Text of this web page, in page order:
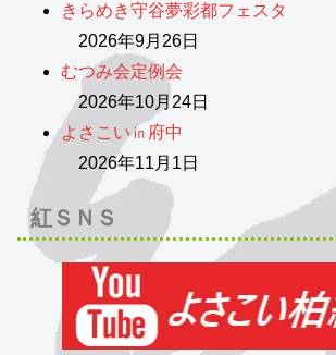
きらめき守谷夢彩都フェスタ
2026年9月26日
むつみ会定例会
2026年10月24日
よさこい㏌府中
2026年11月1日
紅ＳＮＳ